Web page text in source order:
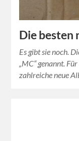
Die besten
Es gibt sie noch.
„MC“ genannt.
zahlreiche neue